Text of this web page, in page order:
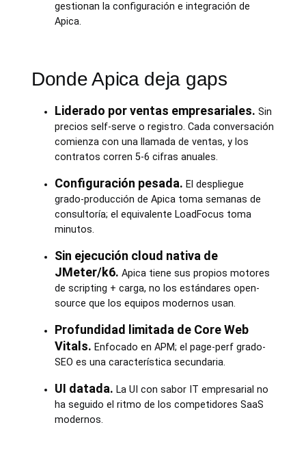
gestionan la configuración e integración de
Apica.
Donde Apica deja gaps
Liderado por ventas empresariales. Sin
precios self-serve o registro. Cada conversación
comienza con una llamada de ventas, y los
contratos corren 5-6 cifras anuales.
Configuración pesada. El despliegue
grado-producción de Apica toma semanas de
consultoría; el equivalente LoadFocus toma
minutos.
Sin ejecución cloud nativa de
JMeter/k6. Apica tiene sus propios motores
de scripting + carga, no los estándares open-
source que los equipos modernos usan.
Profundidad limitada de Core Web
Vitals. Enfocado en APM; el page-perf grado-
SEO es una característica secundaria.
UI datada. La UI con sabor IT empresarial no
ha seguido el ritmo de los competidores SaaS
modernos.